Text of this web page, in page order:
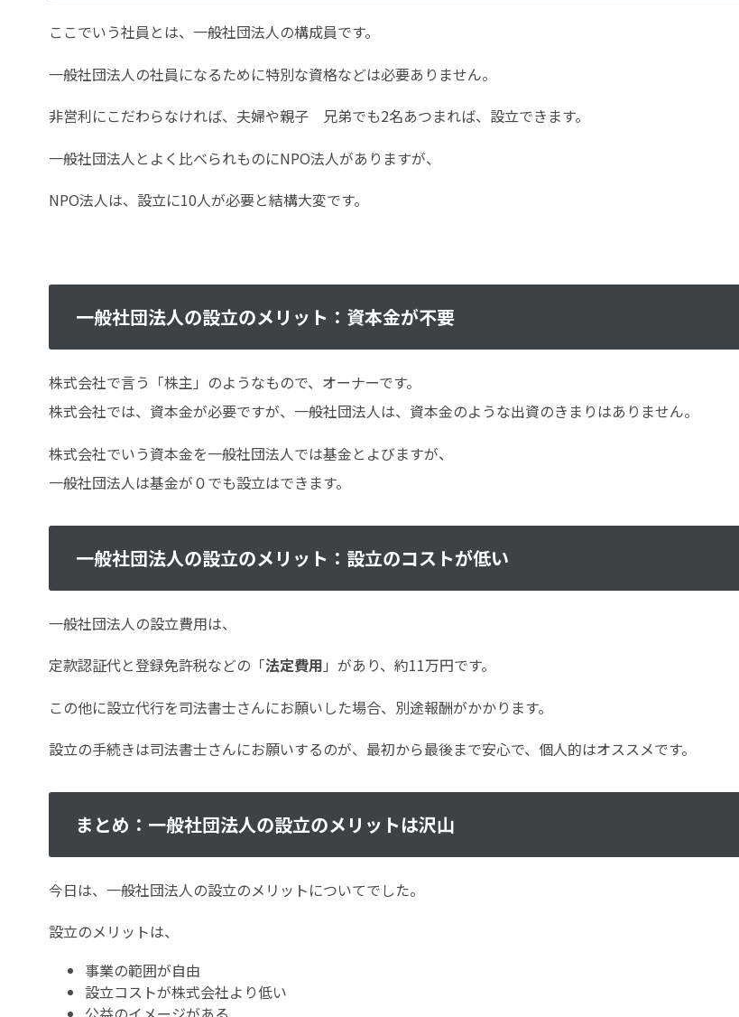
ここでいう社員とは、一般社団法人の構成員です。
一般社団法人の社員になるために特別な資格などは必要ありません。
非営利にこだわらなければ、夫婦や親子 兄弟でも2名あつまれば、設立できます。
一般社団法人とよく比べられものにNPO法人がありますが、
NPO法人は、設立に10人が必要と結構大変です。
一般社団法人の設立のメリット：資本金が不要
株式会社で言う「株主」のようなもので、オーナーです。
株式会社では、資本金が必要ですが、一般社団法人は、資本金のような出資のきまりはありません。
株式会社でいう資本金を一般社団法人では基金とよびますが、
一般社団法人は基金が０でも設立はできます。
一般社団法人の設立のメリット：設立のコストが低い
一般社団法人の設立費用は、
定款認証代と登録免許税などの「法定費用 」があり、約11万円です。
この他に設立代行を司法書士さんにお願いした場合、別途報酬がかかります。
設立の手続きは司法書士さんにお願いするのが、最初から最後まで安心で、個人的はオススメです。
まとめ：一般社団法人の設立のメリットは沢山
今日は、一般社団法人の設立のメリットについてでした。
設立のメリットは、
事業の範囲が自由
設立コストが株式会社より低い